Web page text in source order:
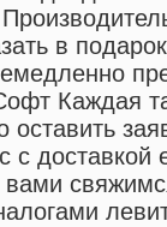
в
Каждая
оставить
с доставкой